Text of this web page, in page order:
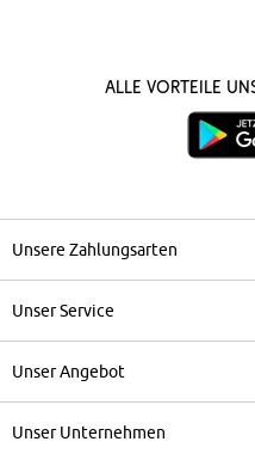
Alle Vorteile
Unsere Zahlungsarten
Unser Service
Unser Angebot
Unser Unternehmen